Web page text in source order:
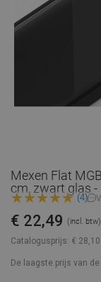
Mexen Flat
cm, zwart glas
(4)
Catalogusprijs: € 28,10
€ 22,49 (incl. btw)
De laagste prijs van